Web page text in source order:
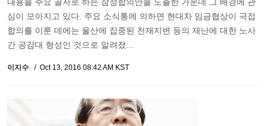
내용을 주요 골자로 하는 잠정합의안을 도출한 가운데 그 배경에 관
심이 모아지고 있다. 주요 소식통에 의하면 현대차 임금협상이 극접
합의를 이룬 데에는 울산에 집중된 천재지변 등의 재난에 대한 노사
간 공감대 형성인 것으로 알려졌…
이지수 Oct 13, 2016 08:42 AM KST